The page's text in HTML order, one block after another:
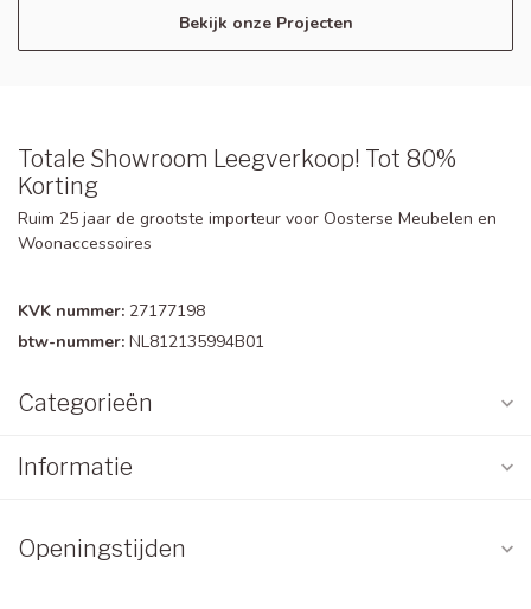
Bekijk onze Projecten
Totale Showroom Leegverkoop! Tot 80%
Korting
Ruim 25 jaar de grootste importeur voor Oosterse Meubelen en
Woonaccessoires
KVK nummer: 27177198
btw-nummer: NL812135994B01
Categorieën
Informatie
Openingstijden